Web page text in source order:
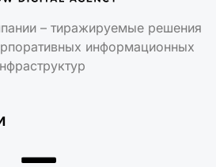
– тиражируемые решения
информационных